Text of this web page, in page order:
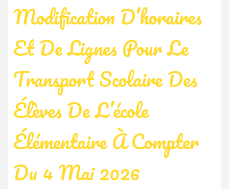
Modification D’horaires
Et De Lignes Pour Le
Transport Scolaire Des
Élèves De L’école
Élémentaire À Compter
Du 4 Mai 2026